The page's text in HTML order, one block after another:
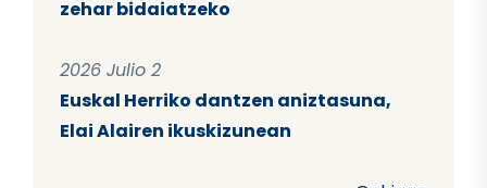
zehar bidaiatzeko
2026 Julio 2
Euskal Herriko dantzen aniztasuna,
Elai Alairen ikuskizunean